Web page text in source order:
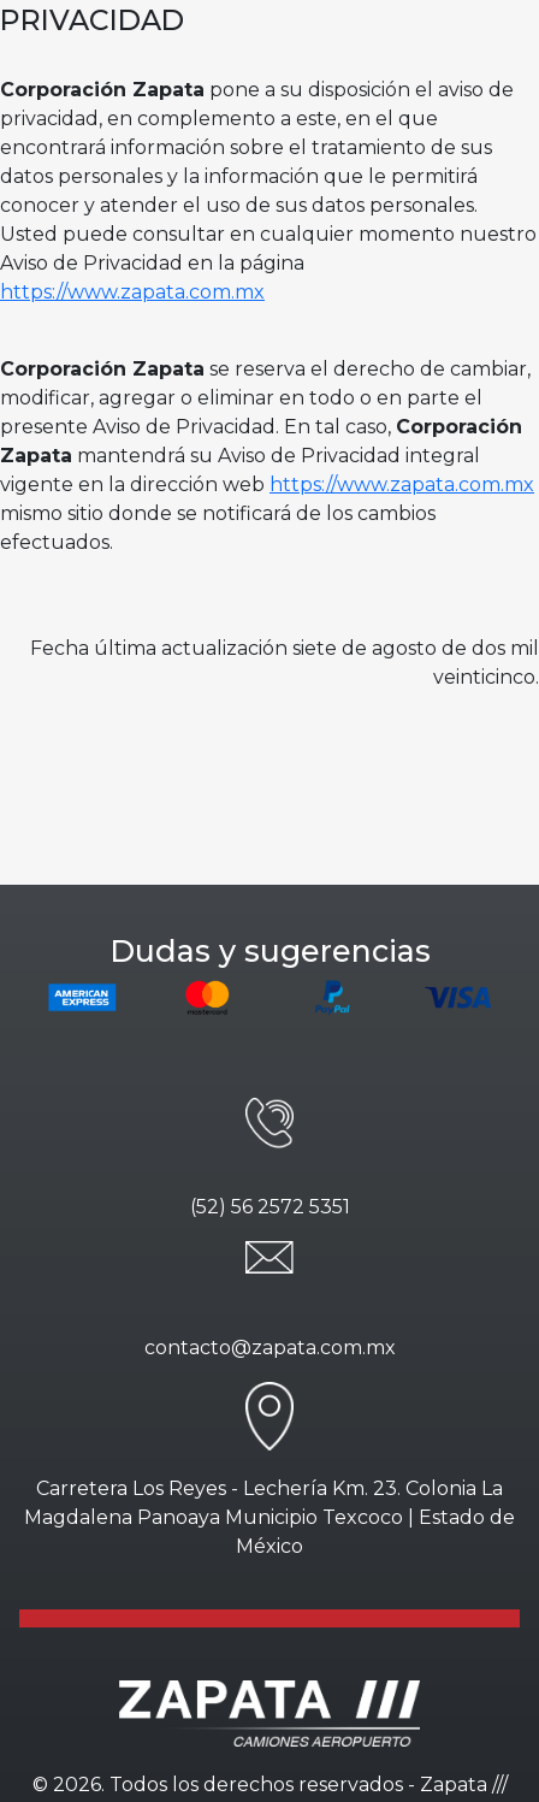
PRIVACIDAD
Corporación Zapata pone a su disposición el aviso de
privacidad, en complemento a este, en el que
encontrará información sobre el tratamiento de sus
datos personales y la información que le permitirá
conocer y atender el uso de sus datos personales.
Usted puede consultar en cualquier momento nuestro
Aviso de Privacidad en la página
https://www.zapata.com.mx
Corporación Zapata se reserva el derecho de cambiar,
modificar, agregar o eliminar en todo o en parte el
presente Aviso de Privacidad. En tal caso, Corporación
Zapata mantendrá su Aviso de Privacidad integral
vigente en la dirección web https://www.zapata.com.mx
mismo sitio donde se notificará de los cambios
efectuados.
Fecha última actualización siete de agosto de dos mil
veinticinco.
Dudas y sugerencias
(52) 56 2572 5351
contacto@zapata.com.mx
Carretera Los Reyes - Lechería Km. 23. Colonia La
Magdalena Panoaya Municipio Texcoco | Estado de
México
© 2026. Todos los derechos reservados - Zapata ///